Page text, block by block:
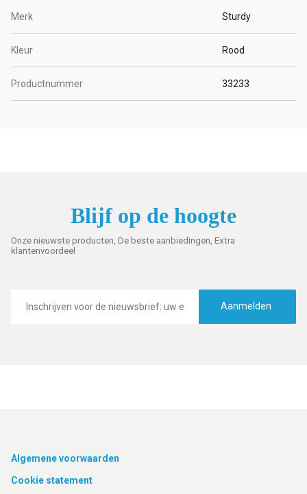
Merk Sturdy
Kleur Rood
Productnummer 33233
Blijf op de hoogte
Onze nieuwste producten, De beste aanbiedingen, Extra
klantenvoordeel
mailadres
Aanmelden
Footer
Algemene voorwaarden
Cookie statement